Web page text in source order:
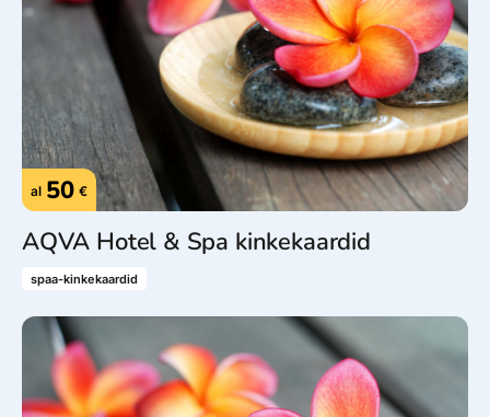
al 50 €
AQVA Hotel & Spa kinkekaardid
spaa-kinkekaardid